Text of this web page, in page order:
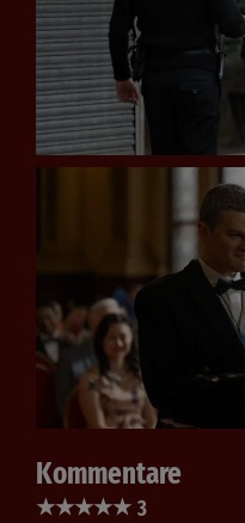
Kommentare
★★★★★ 3